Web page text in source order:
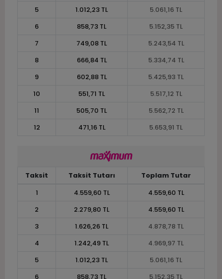
5
1.012,23 TL
5.061,16 TL
6
858,73 TL
5.152,35 TL
7
749,08 TL
5.243,54 TL
8
666,84 TL
5.334,74 TL
9
602,88 TL
5.425,93 TL
10
551,71 TL
5.517,12 TL
11
505,70 TL
5.562,72 TL
12
471,16 TL 5.653,91 TL
Taksit Taksit Tutarı
Toplam Tutar
1
4.559,60 TL
4.559,60 TL
2
2.279,80 TL
4.559,60 TL
3
1.626,26 TL
4.878,78 TL
4
1.242,49 TL
4.969,97 TL
5
1.012,23 TL
5.061,16 TL
6
858,73 TL 5.152,35 TL